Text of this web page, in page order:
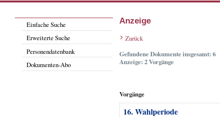
Einfache Suche
Erweiterte Suche
Personendatenbank
Dokumenten-Abo
Anzeige
Zurück
Gefundene Dokumente insgesamt: 6
Anzeige: 2 Vorgänge
Vorgänge
16. Wahlperiode